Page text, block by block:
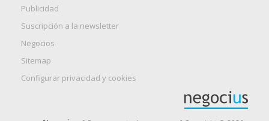
Publicidad
Suscripción a la newsletter
Negocios
Sitemap
Configurar privacidad y cookies